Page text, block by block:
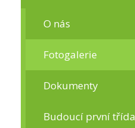
O nás
Fotogalerie
Dokumenty
Budoucí první třída